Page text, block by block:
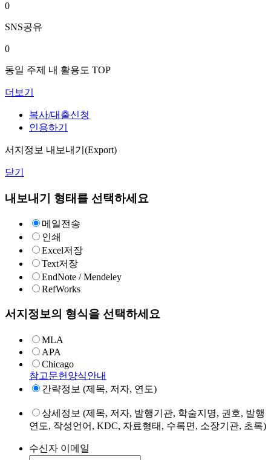
0
SNS공유
0
동일 주제 내 활용도 TOP
더보기
복사/대출신청
인용하기
서지정보 내보내기(Export)
닫기
내보내기 형태를 선택하세요
메일전송
인쇄
Excel저장
Text저장
EndNote / Mendeley
RefWorks
서지정보의 형식을 선택하세요
MLA
APA
Chicago
참고문헌양식안내
간략정보 (제목, 저자, 연도)
상세정보 (제목, 저자, 발행기관, 학술지명, 권호, 발행
연도, 작성언어, KDC, 자료형태, 수록면, 소장기관, 초록)
수신자 이메일